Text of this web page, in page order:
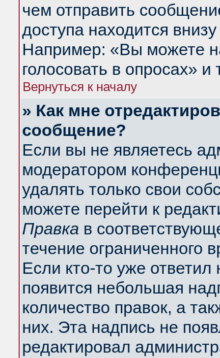
чем отправить
доступа находится
Например: «Вы можете
голосовать в опросах» и
Вернуться к началу
» Как мне
сообщение?
Если вы не являетесь
модератором
удалять только свои
можете перейти к
Правка в
течение ограниченного
Если кто-то уже
появится небольшая
количество правок, а
них. Эта надпись не
редактировал